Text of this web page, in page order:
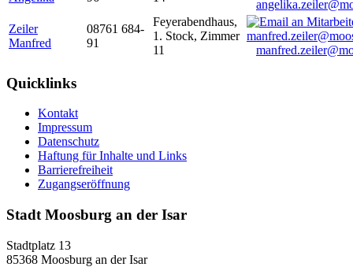
Zeiler
Manfred
08761 684-
91
Feyerabendhaus,
1. Stock, Zimmer
11
Quicklinks
Kontakt
Impressum
Datenschutz
Haftung für Inhalte und Links
Barrierefreiheit
Zugangseröffnung
Stadt Moosburg an der Isar
Stadtplatz 13
85368 Moosburg an der Isar